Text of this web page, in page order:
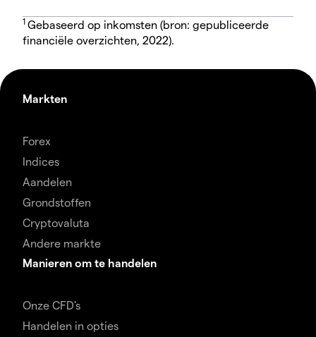
1 Gebaseerd op inkomsten (bron: gepubliceerde
financiële overzichten, 2022).
Markten
Forex
Indices
Aandelen
Grondstoffen
Cryptovaluta
Andere markte
Manieren om te handelen
Onze CFD's
Handelen in opties